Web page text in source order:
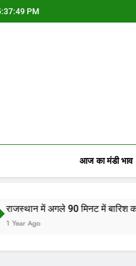
PM
आज का मंडी भाव
मिनट में बारिश का अलर्ट! जानिए